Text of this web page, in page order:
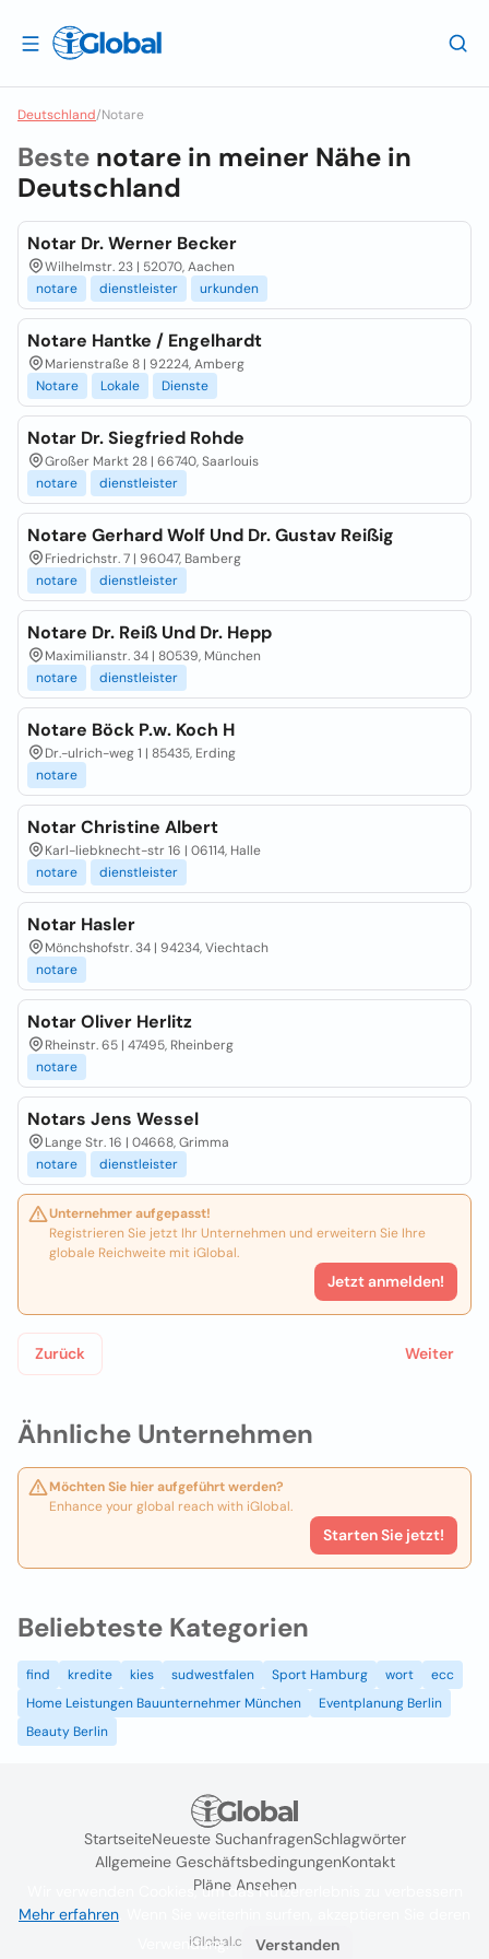
Deutschland/Notare
Ähnliche Unternehmen
Möchten Sie hier aufgeführt werden?
Enhance your global reach with iGlobal.
Starten Sie jetzt!
Beste notare in meiner Nähe in
Deutschland
Notar Dr. Werner Becker
Wilhelmstr. 23 | 52070, Aachen
notare
dienstleister urkunden
Notare Hantke / Engelhardt
Marienstraße 8 | 92224, Amberg
Notare
Lokale Dienste
Notar Dr. Siegfried Rohde
Großer Markt 28 | 66740, Saarlouis
notare
dienstleister
Notare Gerhard Wolf Und Dr. Gustav Reißig
Friedrichstr. 7 | 96047, Bamberg
notare
dienstleister
Notare Dr. Reiß Und Dr. Hepp
Maximilianstr. 34 | 80539, München
notare
dienstleister
Notare Böck P.w. Koch H
Dr.-ulrich-weg 1 | 85435, Erding
notare
Notar Christine Albert
Karl-liebknecht-str 16 | 06114, Halle
notare
dienstleister
Notar Hasler
Mönchshofstr. 34 | 94234, Viechtach
notare
Notar Oliver Herlitz
Rheinstr. 65 | 47495, Rheinberg
notare
Notars Jens Wessel
Lange Str. 16 | 04668, Grimma
notare
dienstleister
Unternehmer aufgepasst!
Registrieren Sie jetzt Ihr Unternehmen und erweitern Sie Ihre
globale Reichweite mit iGlobal.
Jetzt anmelden!
Zurück Weiter
Beliebteste Kategorien
find kredite kies sudwestfalen Sport Hamburg wort
ecc
Home Leistungen Bauunternehmer München
Eventplanung Berlin
Beauty Berlin
StartseiteNeueste SuchanfragenSchlagwörter
Allgemeine GeschäftsbedingungenKontakt
Pläne Ansehen
iGlobal.co @ 2024
Wir verwenden Cookies, um das Nutzererlebnis zu verbessern
Mehr erfahren
Verwendung.
Verstanden